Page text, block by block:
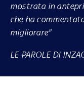
mostrata in
che ha
migliorare"
LE PAROLE DI